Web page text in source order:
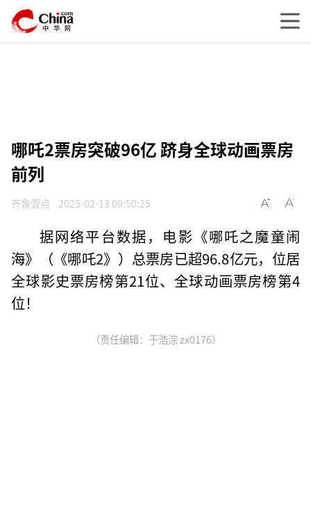
哪吒2票房突破96亿 跻身全球动画票房
前列
齐鲁壹点 2025-02-13 09:50:25
据网络平台数据，电影《哪吒之魔童闹
海》（《哪吒2》）总票房已超96.8亿元，位居
全球影史票房榜第21位、全球动画票房榜第4
位！
（责任编辑：于浩淙 zx0176）